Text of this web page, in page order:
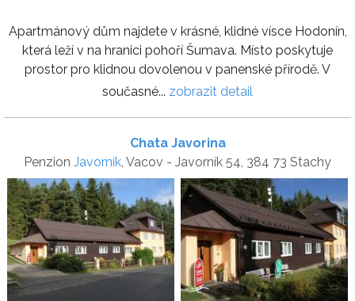
Apartmánový dům najdete v krásné, klidné vísce Hodonín,
která leží v na hranici pohoří Šumava. Místo poskytuje
prostor pro klidnou dovolenou v panenské přírodě. V
současné... zobrazit detail
Chata Javorina
Penzion Javorník, Vacov - Javorník 54, 384 73 Stachy